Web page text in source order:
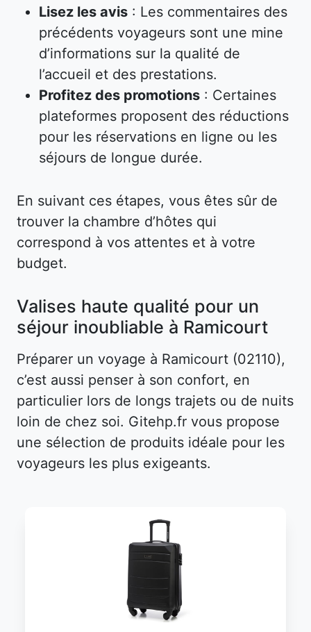
Lisez les avis : Les commentaires des
précédents voyageurs sont une mine
d’informations sur la qualité de
l’accueil et des prestations.
Profitez des promotions : Certaines
plateformes proposent des réductions
pour les réservations en ligne ou les
séjours de longue durée.
En suivant ces étapes, vous êtes sûr de
trouver la chambre d’hôtes qui
correspond à vos attentes et à votre
budget.
Valises haute qualité pour un
séjour inoubliable à Ramicourt
Préparer un voyage à Ramicourt (02110),
c’est aussi penser à son confort, en
particulier lors de longs trajets ou de nuits
loin de chez soi. Gitehp.fr vous propose
une sélection de produits idéale pour les
voyageurs les plus exigeants.